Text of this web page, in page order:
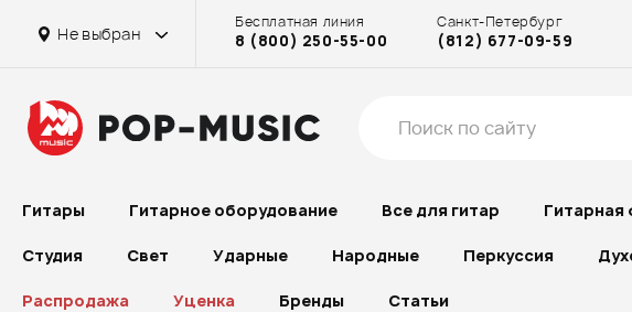
Не выбран
Бесплатная линия
8 (800) 250-55-00
Санкт-Петербург
(812) 677-09-59
Гитары Гитарное оборудование Все для гитар Гитарная
Студия Свет Ударные Народные Перкуссия
Распродажа Уценка Бренды Статьи